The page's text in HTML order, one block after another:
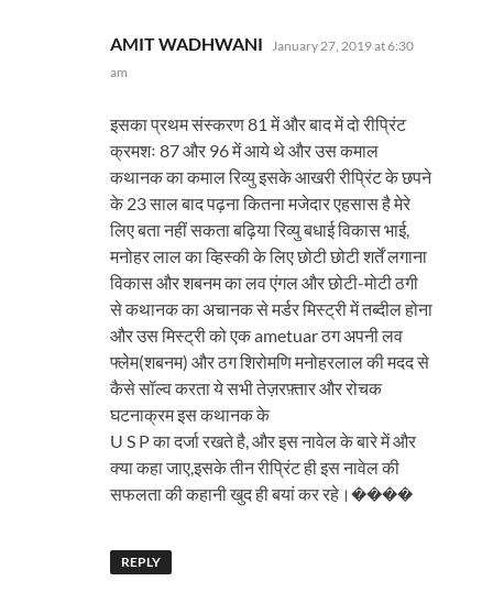
AMIT WADHWANI says:
January 27, 2019 at 6:30
am
इसका प्रथम संस्करण 81 में और बाद में दो रीप्रिंट
क्रमशः 87 और 96 में आये थे और उस कमाल
कथानक का कमाल रिव्यु इसके आखरी रीप्रिंट के छपने
के 23 साल बाद पढ़ना कितना मजेदार एहसास है मेरे
लिए बता नहीं सकता बढ़िया रिव्यु बधाई विकास भाई,
मनोहर लाल का व्हिस्की के लिए छोटी छोटी शर्तें लगाना
विकास और शबनम का लव एंगल और छोटी-मोटी ठगी
से कथानक का अचानक से मर्डर मिस्ट्री में तब्दील होना
और उस मिस्ट्री को एक ametuar ठग अपनी लव
फ्लेम(शबनम) और ठग शिरोमणि मनोहरलाल की मदद से
कैसे सॉल्व करता ये सभी तेज़रफ़्तार और रोचक
घटनाक्रम इस कथानक के
U S P का दर्जा रखते है, और इस नावेल के बारे में और
क्या कहा जाए,इसके तीन रीप्रिंट ही इस नावेल की
सफलता की कहानी खुद ही बयां कर रहे।����
REPLY